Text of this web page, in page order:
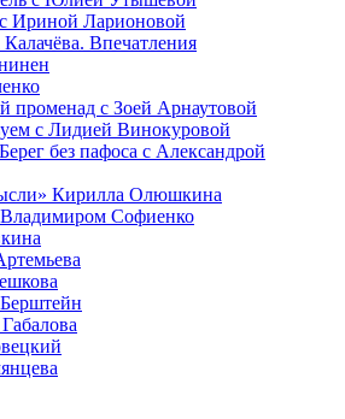
Ириной Ларионовой
Впечатления
променад с Зоей Арнаутовой
с Лидией Винокуровой
без пафоса с Александрой
Кирилла Олюшкина
Владимиром Софиенко